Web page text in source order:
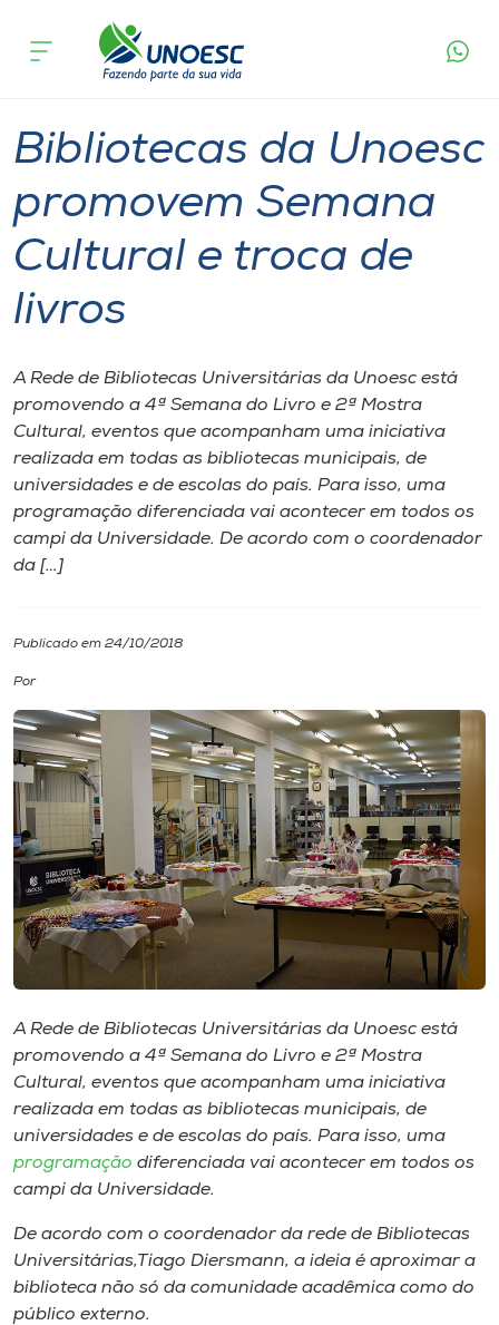
Cursos
Atendimento ao Estudante
Portal de Ensino
A
Unoesc
Internacionalização
I.nova
Cultura
CPA
Biblioteca
Editora
Rádio
Unoesc
Store
o idioma
acontece
Bibliotecas da Unoesc
promovem Semana
Cultural e troca de
livros
A Rede de Bibliotecas Universitárias da Unoesc está
promovendo a 4ª Semana do Livro e 2ª Mostra
Cultural, eventos que acompanham uma iniciativa
realizada em todas as bibliotecas municipais, de
universidades e de escolas do país. Para isso, uma
programação diferenciada vai acontecer em todos os
campi da Universidade. De acordo com o coordenador
da […]
Publicado em 24/10/2018
Por
A Rede de Bibliotecas Universitárias da Unoesc está
promovendo a 4ª Semana do Livro e 2ª Mostra
Cultural, eventos que acompanham uma iniciativa
realizada em todas as bibliotecas municipais, de
universidades e de escolas do país. Para isso, uma
programação diferenciada vai acontecer em todos os
campi da Universidade.
De acordo com o coordenador da rede de Bibliotecas
Universitárias,Tiago Diersmann, a ideia é aproximar a
biblioteca não só da comunidade acadêmica como do
público externo.